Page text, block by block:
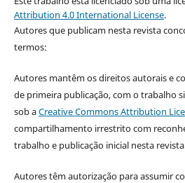
Attribution 4.0 International License.
Autores que publicam nesta revista
termos:
Autores mantêm os direitos autorais e
de primeira publicação, com o trabalho
sob aCreative Commons Attribution
compartilhamento irrestrito com
trabalho e publicação inicial nesta
Autores têm autorização para assumir